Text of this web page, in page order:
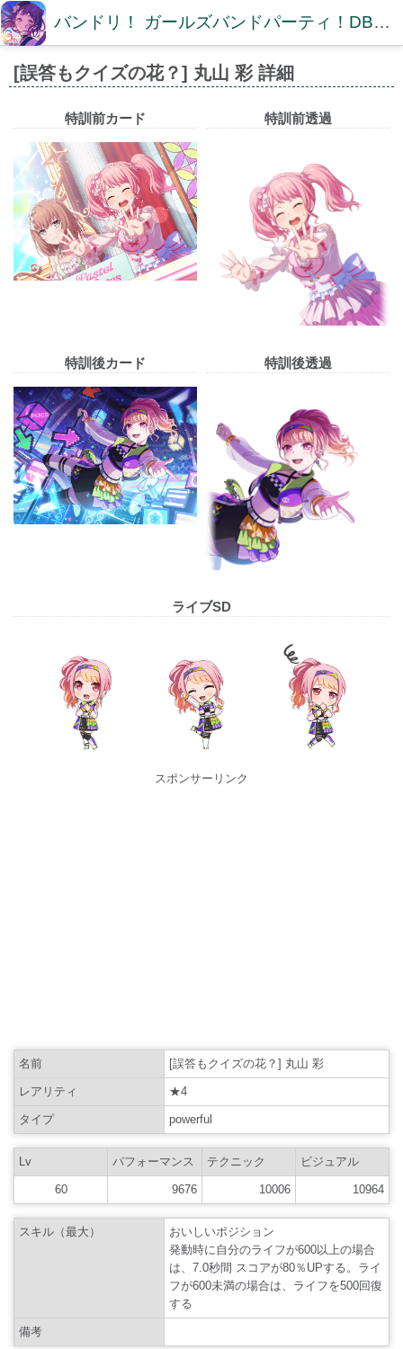
バンドリ！ ガールズバンドパーティ！DB【ガルパDB】
[誤答もクイズの花？] 丸山 彩 詳細
特訓前カード 特訓前透過
特訓後カード 特訓後透過
ライブSD
スポンサーリンク
名前 [誤答もクイズの花？] 丸山 彩
レアリティ ★4
タイプ powerful
Lv パフォーマンス テクニック ビジュアル
60 9676 10006 10964
スキル（最大）
おいしいポジション
発動時に自分のライフが600以上の場合
は、7.0秒間 スコアが80％UPする。ライ
フが600未満の場合は、ライフを500回復
する
備考